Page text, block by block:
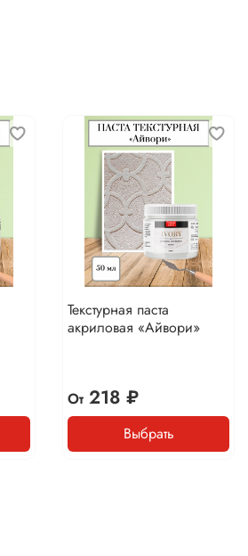
Текстурная паста
акриловая «Айвори»
От218 ₽
Выбрать